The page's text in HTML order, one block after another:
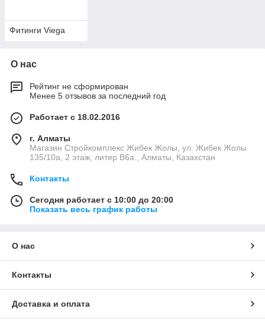
Фитинги Viega
О нас
Рейтинг не сформирован
Менее 5 отзывов за последний год
Работает с 18.02.2016
г. Алматы
Магазин Стройкомплекс Жибек Жолы, ул. Жибек Жолы
135/10а, 2 этаж, литер В6а., Алматы, Казахстан
Контакты
Сегодня работает с 10:00 до 20:00
Показать весь график работы
О нас
Контакты
Доставка и оплата